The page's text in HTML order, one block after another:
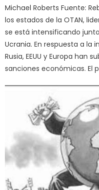
Michael Roberts Fuente:
los estados de la OTAN,
se está intensificando
Ucrania. En respuesta a la
Rusia, EEUU y Europa han
sanciones económicas. El